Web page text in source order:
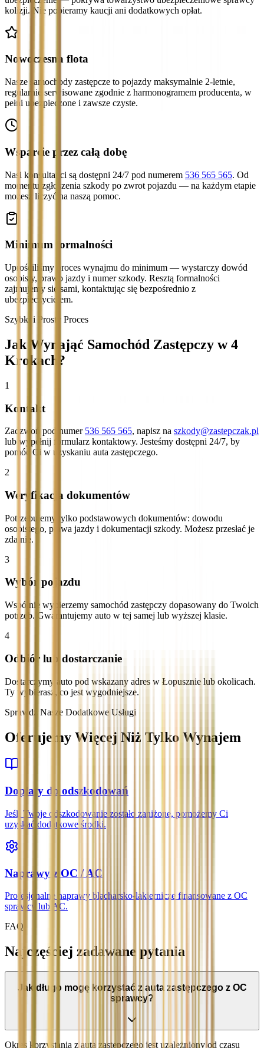
kolizji. Nie pobieramy kaucji ani dodatkowych opłat.
Nowoczesna flota
Nasze samochody zastępcze to pojazdy maksymalnie 2-letnie,
regularnie serwisowane zgodnie z harmonogramem producenta, w
pełni ubezpieczone i zawsze czyste.
Wsparcie przez całą dobę
Nasi konsultanci są dostępni 24/7 pod numerem 536 565 565. Od
momentu zgłoszenia szkody po zwrot pojazdu — na każdym etapie
możesz liczyć na naszą pomoc.
Minimum formalności
Uprościliśmy proces wynajmu do minimum — wystarczy dowód
osobisty, prawo jazdy i numer szkody. Resztą formalności
zajmujemy się sami, kontaktując się bezpośrednio z
ubezpieczycielem.
Szybki i Prosty Proces
Jak Wynająć Samochód Zastępczy w 4
Krokach?
1
Kontakt
Zadzwoń pod numer 536 565 565, napisz na szkody@zastepczak.pl
lub wypełnij formularz kontaktowy. Jesteśmy dostępni 24/7, by
pomóc Ci w uzyskaniu auta zastępczego.
2
Weryfikacja dokumentów
Potrzebujemy tylko podstawowych dokumentów: dowodu
osobistego, prawa jazdy i dokumentacji szkody. Możesz przesłać je
zdalnie.
3
Wybór pojazdu
Wspólnie wybierzemy samochód zastępczy dopasowany do Twoich
potrzeb. Gwarantujemy auto w tej samej lub wyższej klasie.
4
Odbiór lub dostarczanie
Dostarczymy auto pod wskazany adres w Łopusznie lub okolicach.
Ty wybierasz, co jest wygodniejsze.
Sprawdź Nasze Dodatkowe Usługi
Oferujemy Więcej Niż Tylko Wynajem
Dopłaty do odszkodowań
Jeśli Twoje odszkodowanie zostało zaniżone, pomożemy Ci
uzyskać dodatkowe środki.
Naprawy z OC / AC
Profesjonalne naprawy blacharsko-lakiernicze finansowane z OC
sprawcy lub AC.
FAQ
Najczęściej zadawane pytania
Jak długo mogę korzystać z auta zastępczego z OC
sprawcy?
Okres korzystania z auta zastępczego jest uzależniony od czasu